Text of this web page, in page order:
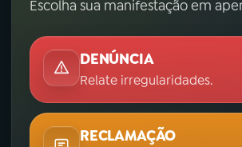
Escolha sua manifestação em
DENÚNCIA
Relate irregularidades.
RECLAMAÇÃO